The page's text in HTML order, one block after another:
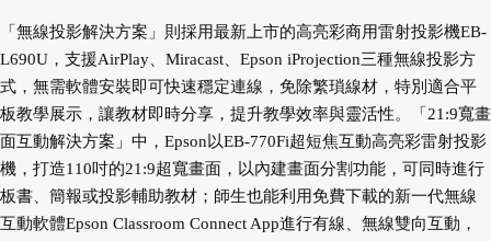
「無線投影解決方案」則採用最新上市的高亮彩商用雷射投影機EB-
L690U，支援AirPlay、Miracast、Epson iProjection三種無線投影方
式，無需軟體安裝即可快速穩定連線，免除繁瑣線材，特別適合平
板教學展示，讓教材即時分享，提升教學效率與靈活性。「21:9寬畫
面互動解決方案」中，Epson以EB-770Fi超短焦互動高亮彩雷射投影
機，打造110吋的21:9超寬畫面，以內建畫面分割功能，可同時進行
板書、簡報或投影輔助教材；師生也能利用免費下載的新一代無線
互動軟體Epson Classroom Connect App進行有線、無線雙向互動，